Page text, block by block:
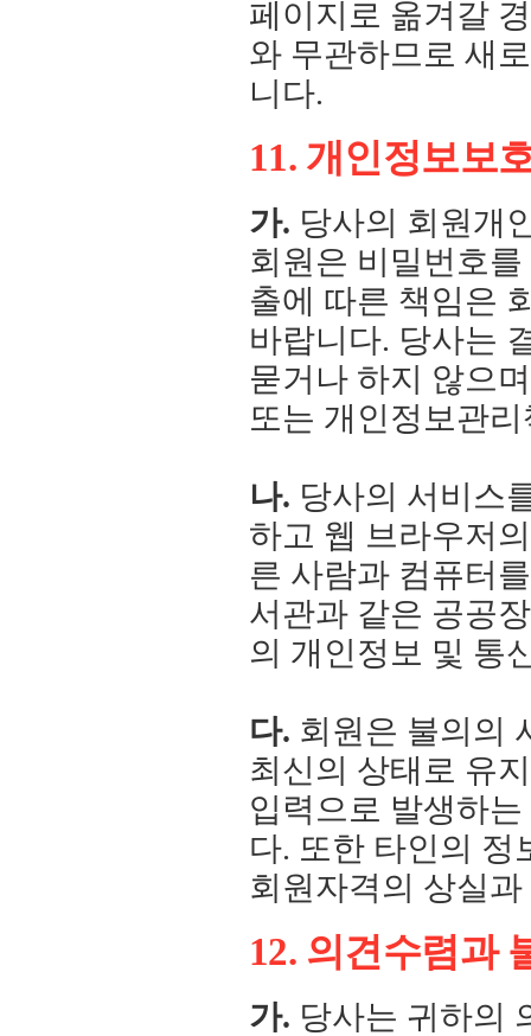
페이지로 옮겨갈
와 무관하므로 새
니다.
11. 개인정보보
가. 당사의 회원개
회원은 비밀번호
출에 따른 책임은
바랍니다. 당사는
묻거나 하지 않으
또는 개인정보관
나. 당사의 서비스
하고 웹 브라우저
른 사람과 컴퓨터
서관과 같은 공공
의 개인정보 및 통
다. 회원은 불의의
최신의 상태로 유
입력으로 발생하
다. 또한 타인의 정
회원자격의 상실
12. 의견수렴과
가. 당사는 귀하의